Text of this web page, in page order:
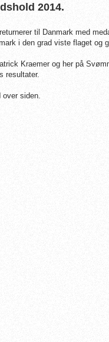
2014.
til Danmark med
i den grad viste flaget og
Kraemer og her på
resultater.
over siden.